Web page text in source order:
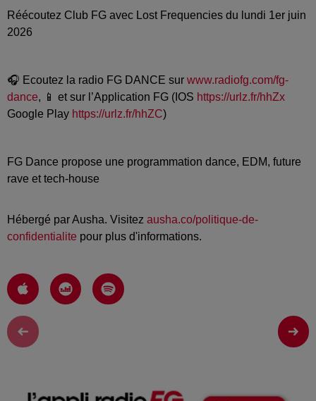
Réécoutez Club FG avec Lost Frequencies du lundi 1er juin
2026
🎧 Ecoutez la radio FG DANCE sur www.radiofg.com/fg-
dance, 📱 et sur l’Application FG (IOS https://urlz.fr/hhZx
Google Play https://urlz.fr/hhZC)
FG Dance propose une programmation dance, EDM, future
rave et tech-house
Hébergé par Ausha. Visitez ausha.co/politique-de-
confidentialite pour plus d'informations.